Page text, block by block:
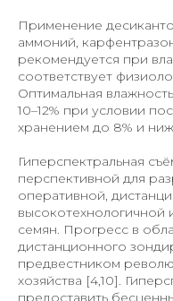
Применение
аммоний,
рекомендуется при
соответствует
Оптимальная
10–12% при условии
хранением до 8% и
Гиперспектральная
перспективной для
оперативной,
семян. Прогресс в
дистанционного
предвестником
хозяйства [4,10].
предоставить